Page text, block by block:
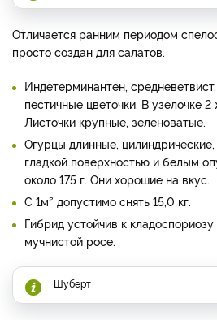
Отличается ранним периодом
просто создан для салатов.
Индетерминантен,
пестичные цветочки. В узелочке 2
Листочки крупные, зеленоватые.
Огурцы длинные,
гладкой поверхностью и белым
около 175 г. Они хорошие на вкус.
С 1м² допустимо снять 15,0 кг.
Гибрид устойчив к
мучнистой росе.
Шуберт